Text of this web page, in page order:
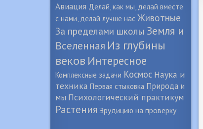
Авиация Делай, как мы, делай вместе
с нами, делай лучше нас Животные
За пределами школы Земля и
Вселенная Из глубины
веков Интересное
Комплексные задачи Космос Наука и
техника Первая стыковка Природа и
мы Психологический практикум
Растения Эрудицию на проверку